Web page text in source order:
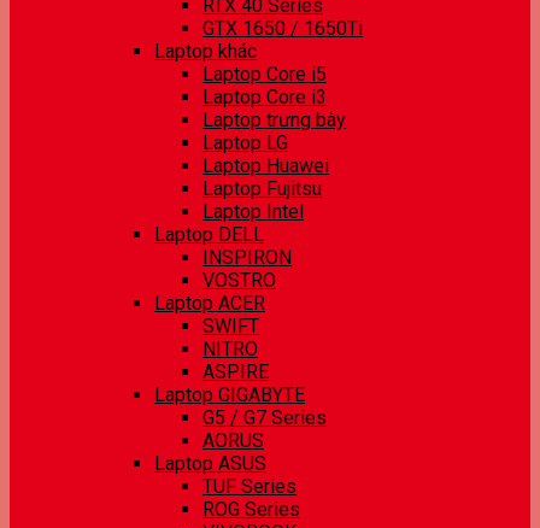
RTX 40 Series
GTX 1650 / 1650Ti
Laptop khác
Laptop Core i5
Laptop Core i3
Laptop trưng bày
Laptop LG
Laptop Huawei
Laptop Fujitsu
Laptop Intel
Laptop DELL
INSPIRON
VOSTRO
Laptop ACER
SWIFT
NITRO
ASPIRE
Laptop GIGABYTE
G5 / G7 Series
AORUS
Laptop ASUS
TUF Series
ROG Series